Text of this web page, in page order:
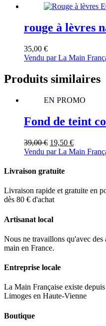
rouge à lèvres
35,00 €
Vendu par La Main
Produits similaires
EN PROMO
Fond de teint
39,00€ Le
prix
était :
19,50 €Le
prix
Vendu par La Main
Livraison gratuite
Livraison rapide et gratuite en
dès 80 € d'achat
Artisanat local
Nous ne travaillons qu'avec des
main en France.
Entreprise locale
La Main Française existe
Limoges en Haute-Vienne
Boutique